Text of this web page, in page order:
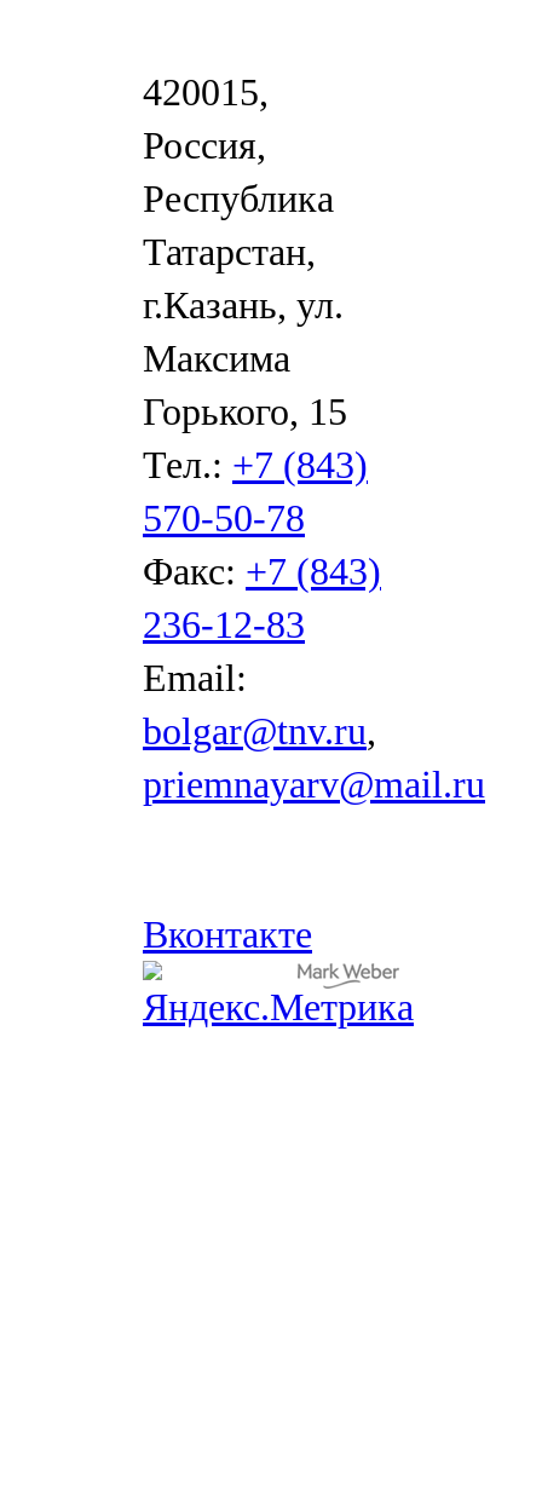
420015,
Россия,
Республика
Татарстан,
г.Казань, ул.
Максима
Горького, 15
Тел.: +7 (843)
570-50-78
Факс: +7 (843)
236-12-83
Email:
bolgar@tnv.ru,
priemnayarv@mail.ru
Вконтакте